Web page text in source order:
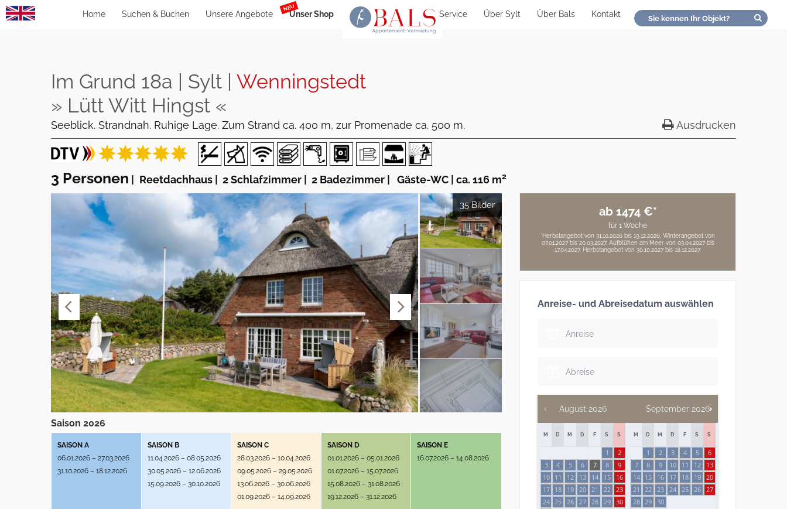
Service Über Sylt Über Bals Kontakt
Home Suchen & Buchen Unsere Angebote Unser Shop
NEU
Im Grund 18a | Sylt | Wenningstedt
» Lütt Witt Hingst «
Seeblick. Strandnah. Ruhige Lage. Zum Strand ca. 400 m, zur Promenade ca. 500 m. Ausdrucken
3 Personen Reetdachhaus 2 Schlafzimmer 2 Badezimmer Gäste-WC ca. 116 m2
35 Bilder
Saison 2026
SAISON A
06.01.2026 – 27.03.2026
31.10.2026 – 18.12.2026
SAISON B
11.04.2026 – 08.05.2026
30.05.2026 – 12.06.2026
15.09.2026 – 30.10.2026
SAISON C
28.03.2026 – 10.04.2026
09.05.2026 – 29.05.2026
13.06.2026 – 30.06.2026
01.09.2026 – 14.09.2026
SAISON D
01.01.2026 – 05.01.2026
01.07.2026 – 15.07.2026
15.08.2026 – 31.08.2026
19.12.2026 – 31.12.2026
SAISON E
16.07.2026 – 14.08.2026
ab 1474 €*
für 1 Woche
*Herbstangebot von 31.10.2026 bis 19.12.2026. Winterangebot von
07.01.2027 bis 20.03.2027. Aufblühen am Meer von 03.04.2027 bis
17.04.2027. Herbstangebot von 30.10.2027 bis 18.12.2027.
Anreise- und Abreisedatum auswählen
August 2026
M D M D F S S
1
2
3
4 5 6 7 8
9
10
11 12 13 14 15
16
17
18 19 20 21 22 23
24 25 26 27 28 29 30
September 2026
M D M D F S S
1 2 3 4 5
6
7
8 9 10 11 12
13
14
15 16 17 18 19 20
21
22 23 24 25 26 27
28 29 30